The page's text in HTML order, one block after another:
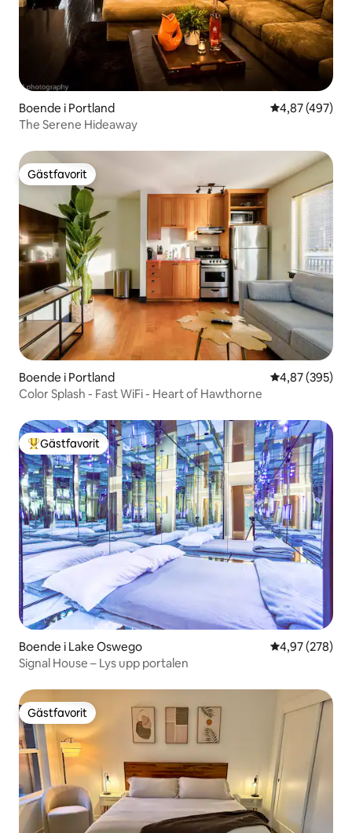
Boende i Portland 4,87 av 5 i
4,87 (497)
The Serene Hideaway
Gästfavorit
Gästfavorit
Boende i Portland 4,87 av 5 i
4,87 (395)
Color Splash - Fast WiFi - Heart of Hawthorne
Populär gästfavorit
Gästfavorit
Boende i Lake Oswego 4,97 av 5 i
4,97 (278)
Signal House – Lys upp portalen
Gästfavorit
Gästfavorit